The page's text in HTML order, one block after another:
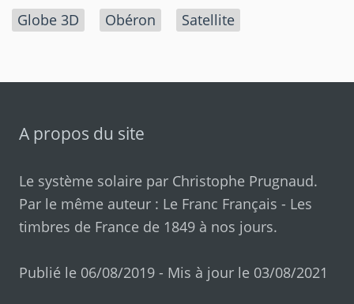
Globe 3D Obéron Satellite
A propos du site
Le système solaire par Christophe Prugnaud.
Par le même auteur : Le Franc Français - Les
timbres de France de 1849 à nos jours.
Publié le 06/08/2019 - Mis à jour le 03/08/2021